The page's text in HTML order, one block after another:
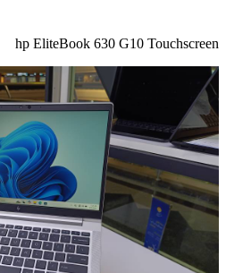
hp EliteBook 630 G10 Touchscreen